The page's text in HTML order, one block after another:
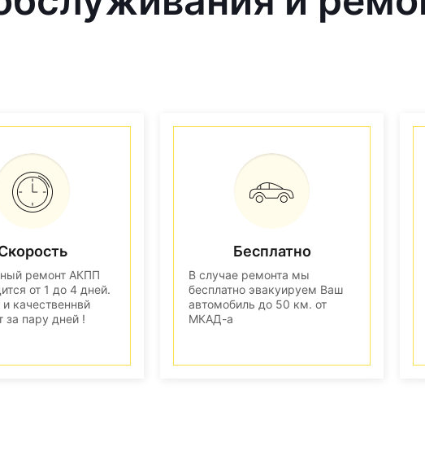
ремонт АКПП
от 1 до 4 дней.
качественнвй
за пару дней !
Бесплатно
В случае ремонта мы
бесплатно эвакуируем Ваш
автомобиль до 50 км. от
МКАД-а